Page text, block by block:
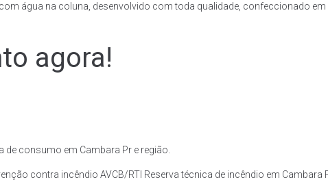
água na coluna, desenvolvido com toda qualidade, confeccionado
agora!
consumo em Cambara Pr e região.
contra incêndio AVCB/RTI Reserva técnica de incêndio em Cambara